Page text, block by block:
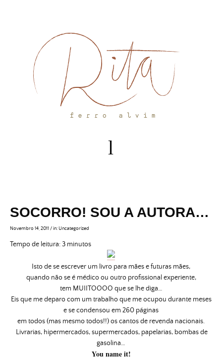
SOCORRO! SOU A AUTORA…
Novembro 14, 2011/in: Uncategorized
Tempo de leitura:3 minutos
Isto de se escrever um livro para mães e futuras mães,
quando não se é médico ou outro profissional experiente,
tem MUIITOOOO que se lhe diga…
Eis que me deparo com um trabalho que me ocupou durante meses
e se condensou em 260 páginas
em todos (mas mesmo todos!!) os cantos de revenda nacionais.
Livrarias, hipermercados, supermercados, papelarias, bombas de
gasolina…
You name it!